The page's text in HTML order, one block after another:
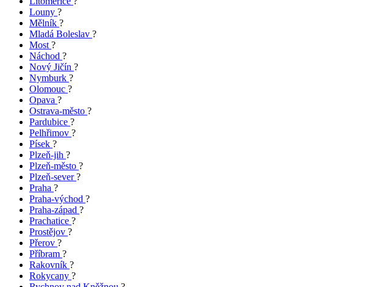
Louny ?
Mělník ?
Mladá Boleslav ?
Most ?
Náchod ?
Nový Jičín ?
Nymburk ?
Olomouc ?
Opava ?
Ostrava-město ?
Pardubice ?
Pelhřimov ?
Písek ?
Plzeň-jih ?
Plzeň-město ?
Plzeň-sever?
Praha ?
Praha-východ ?
Praha-západ ?
Prachatice ?
Prostějov ?
Přerov ?
Příbram ?
Rakovník ?
Rokycany ?